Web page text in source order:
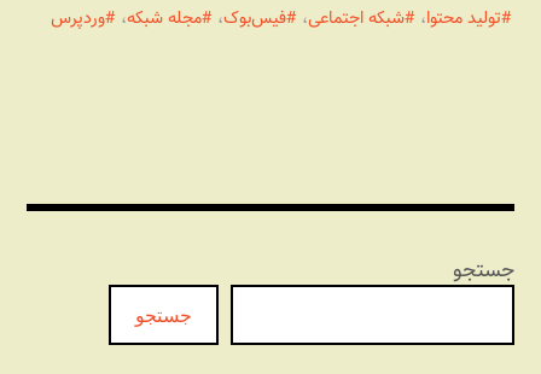
تولید محتوا، شبکه اجتماعی، فیس‌بوک، مجله شبکه، وردپرس
جستجو
جستجو